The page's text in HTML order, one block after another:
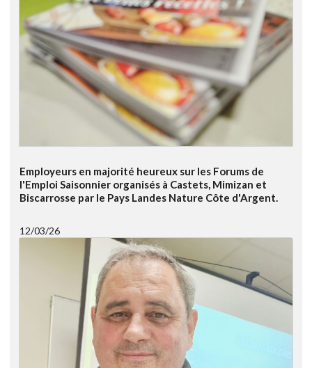
Employeurs en majorité heureux sur les Forums de
l'Emploi Saisonnier organisés à Castets, Mimizan et
Biscarrosse par le Pays Landes Nature Côte d'Argent.
12/03/26